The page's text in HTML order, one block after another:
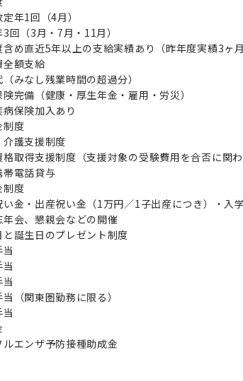
年1回（4月）
回（3月・7月・11月）
め直近5年以上の支給実績あり（昨年度実績3ヶ
額支給
みなし残業時間の超過分）
完備（健康・厚生年金・雇用・労災）
保険加入あり
度
護支援制度
取得支援制度（支援対象の受験費用を合否に関
電話貸与
度
い金・出産祝い金（1万円／1子出産につき）・入
会、懇親会などの開催
誕生日のプレゼント制度
（関東圏勤務に限る）
エンザ予防接種助成金